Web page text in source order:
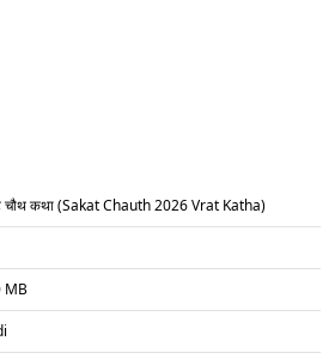
कथा (Sakat Chauth 2026 Vrat Katha)
MB